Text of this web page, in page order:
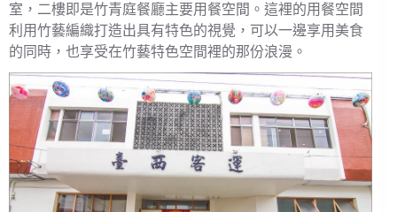
室，二樓即是竹青庭餐廳主要用餐空間。這裡的用餐空間
利用竹藝編織打造出具有特色的視覺，可以一邊享用美食
的同時，也享受在竹藝特色空間裡的那份浪漫。